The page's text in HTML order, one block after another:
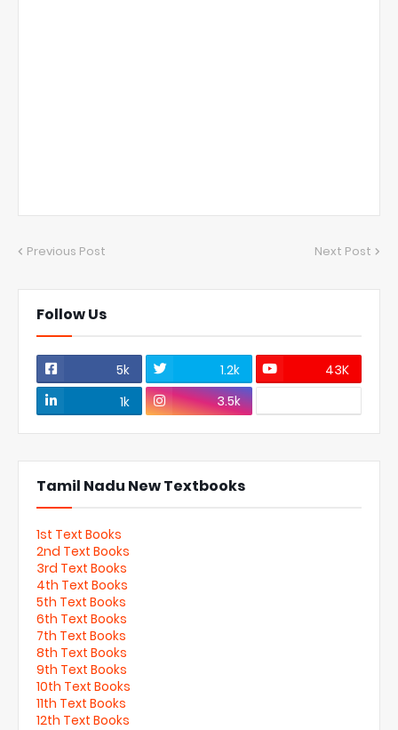
Previous Post Next Post
Follow Us
5k 1.2k
43K
1k
3.5k
Tamil Nadu New Textbooks
1st Text Books
2nd Text Books
3rd Text Books
4th Text Books
5th Text Books
6th Text Books
7th Text Books
8th Text Books
9th Text Books
10th Text Books
11th Text Books
12th Text Books